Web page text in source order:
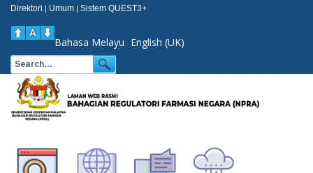
Direktori | Umum | Sistem QUEST3+
Bahasa Melayu English (UK)